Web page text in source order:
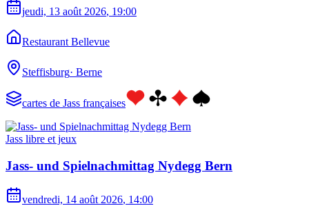
jeudi, 13 août 2026, 19:00
Restaurant Bellevue
Steffisburg· Berne
cartes de Jass françaises
Jass libre et jeux
Jass- und Spielnachmittag Nydegg Bern
vendredi, 14 août 2026, 14:00